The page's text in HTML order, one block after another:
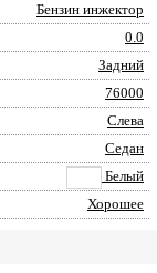
Бензин инжектор
0.0
Задний
76000
Слева
Седан
Белый
Хорошее